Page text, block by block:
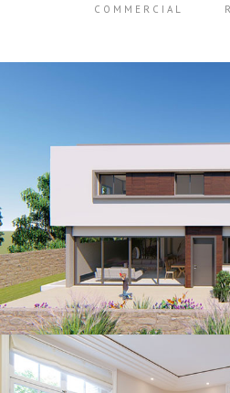
COMMERCIAL